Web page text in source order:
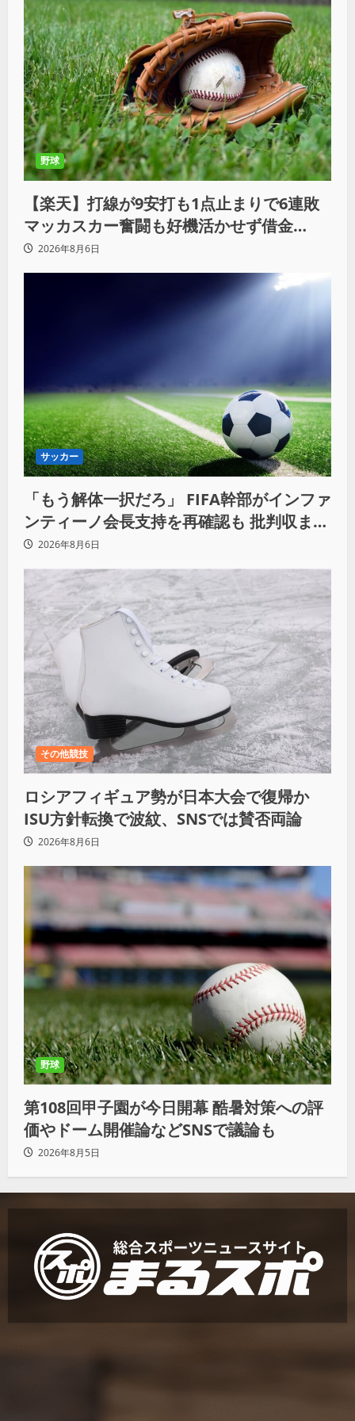
野球
【楽天】打線が9安打も1点止まりで6連敗
マッカスカー奮闘も好機活かせず借金
「22」
2026年8月6日
サッカー
「もう解体一択だろ」 FIFA幹部がインファ
ンティーノ会長支持を再確認も 批判収まら
ず2026年8月6日
その他競技
ロシアフィギュア勢が日本大会で復帰か
ISU方針転換で波紋、SNSでは賛否両論
2026年8月6日
野球
第108回甲子園が今日開幕 酷暑対策への評
価やドーム開催論などSNSで議論も
2026年8月5日